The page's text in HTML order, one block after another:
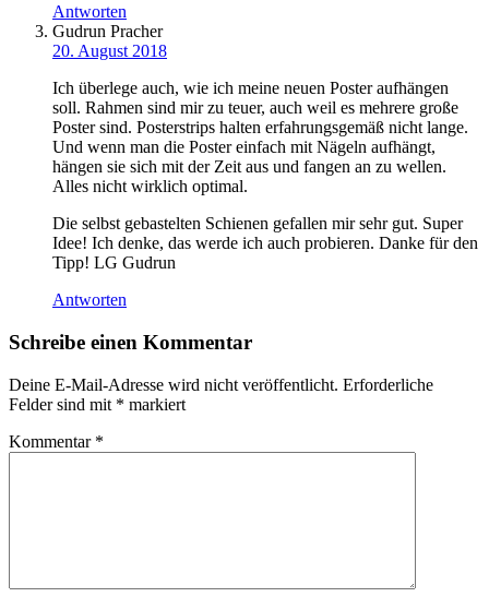
Antworten
Gudrun Pracher
20. August 2018
Ich überlege auch, wie ich meine neuen Poster aufhängen
soll. Rahmen sind mir zu teuer, auch weil es mehrere große
Poster sind. Posterstrips halten erfahrungsgemäß nicht lange.
Und wenn man die Poster einfach mit Nägeln aufhängt,
hängen sie sich mit der Zeit aus und fangen an zu wellen.
Alles nicht wirklich optimal.
Die selbst gebastelten Schienen gefallen mir sehr gut. Super
Idee! Ich denke, das werde ich auch probieren. Danke für den
Tipp! LG Gudrun
Antworten
Schreibe einen Kommentar
Deine E-Mail-Adresse wird nicht veröffentlicht. Erforderliche
Felder sind mit * markiert
Kommentar *